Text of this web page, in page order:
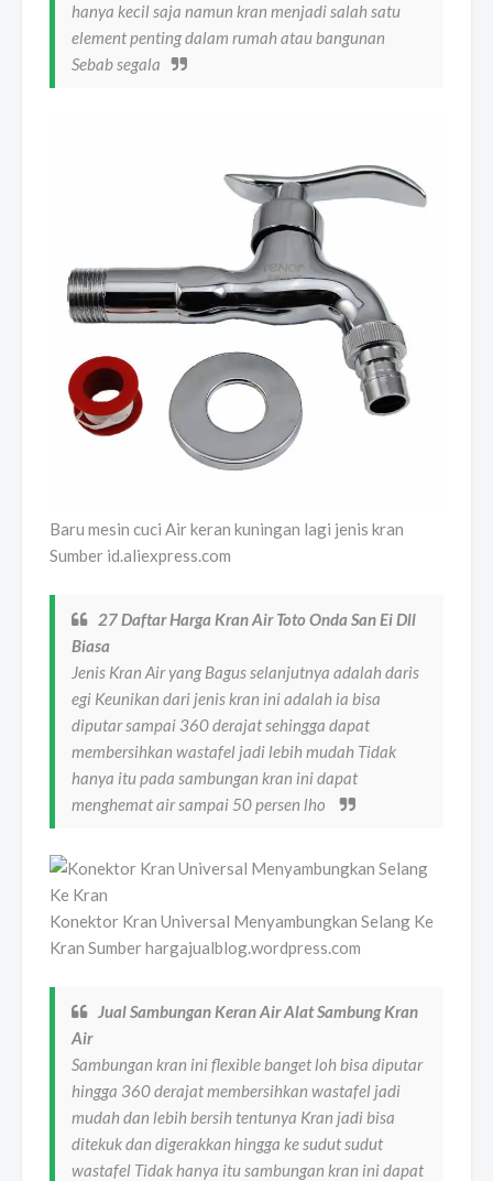
hanya kecil saja namun kran menjadi salah satu
element penting dalam rumah atau bangunan
Sebab segala
Baru mesin cuci Air keran kuningan lagi jenis kran
Sumber id.aliexpress.com
27 Daftar Harga Kran Air Toto Onda San Ei Dll
Biasa
Jenis Kran Air yang Bagus selanjutnya adalah daris
egi Keunikan dari jenis kran ini adalah ia bisa
diputar sampai 360 derajat sehingga dapat
membersihkan wastafel jadi lebih mudah Tidak
hanya itu pada sambungan kran ini dapat
menghemat air sampai 50 persen lho
Konektor Kran Universal Menyambungkan Selang Ke
Kran Sumber hargajualblog.wordpress.com
Jual Sambungan Keran Air Alat Sambung Kran
Air
Sambungan kran ini flexible banget loh bisa diputar
hingga 360 derajat membersihkan wastafel jadi
mudah dan lebih bersih tentunya Kran jadi bisa
ditekuk dan digerakkan hingga ke sudut sudut
wastafel Tidak hanya itu sambungan kran ini dapat